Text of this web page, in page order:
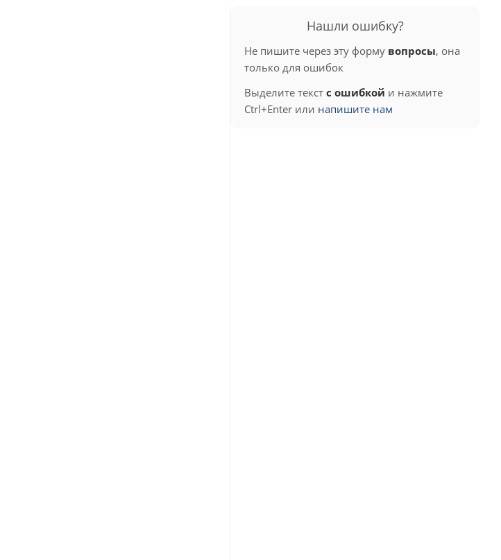
Нашли ошибку?
Не пишите через эту форму вопросы, она
только для ошибок
Выделите текст с ошибкой и нажмите
Ctrl+Enter или напишите нам